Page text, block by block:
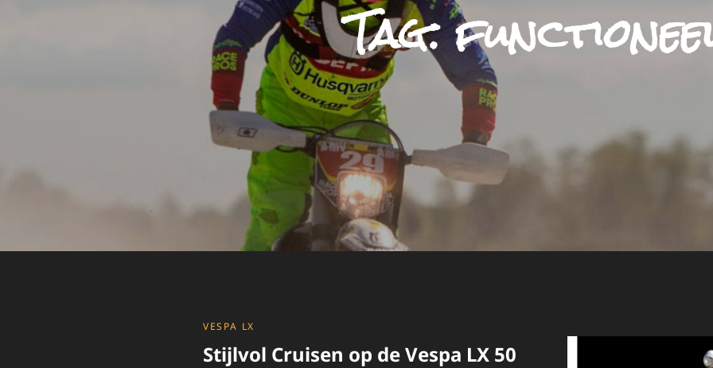
Tag:
CATEGORIES
VESPA LX
Stijlvol Cruisen op de Vespa LX 50